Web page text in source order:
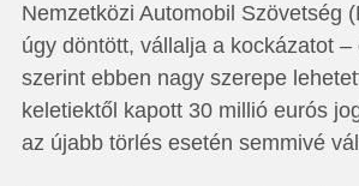
Nemzetközi Automobil Szövetség
úgy döntött, vállalja a kockázatot
szerint ebben nagy szerepe
keletiektől kapott 30 millió eurós
az újabb törlés esetén semmivé